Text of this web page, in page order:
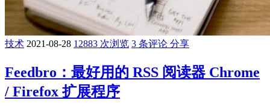
技术 2021-08-28 12883 次浏览 3 条评论 分享
Feedbro：最好用的 RSS 阅读器 Chrome
/ Firefox 扩展程序